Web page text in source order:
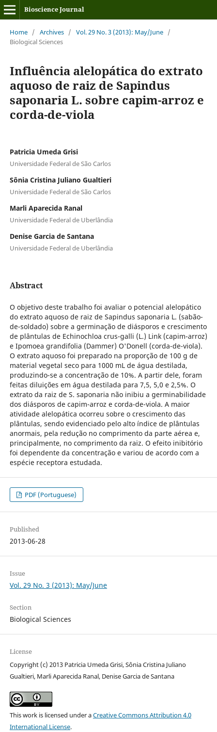
Bioscience Journal
Home / Archives / Vol. 29 No. 3 (2013): May/June /
Biological Sciences
Influência alelopática do extrato
aquoso de raiz de Sapindus
saponaria L. sobre capim-arroz e
corda-de-viola
Patricia Umeda Grisi
Universidade Federal de São Carlos
Sônia Cristina Juliano Gualtieri
Universidade Federal de São Carlos
Marli Aparecida Ranal
Universidade Federal de Uberlândia
Denise Garcia de Santana
Universidade Federal de Uberlândia
Abstract
O objetivo deste trabalho foi avaliar o potencial alelopático
do extrato aquoso de raiz de Sapindus saponaria L. (sabão-
de-soldado) sobre a germinação de diásporos e crescimento
de plântulas de Echinochloa crus-galli (L.) Link (capim-arroz)
e Ipomoea grandifolia (Dammer) O'Donell (corda-de-viola).
O extrato aquoso foi preparado na proporção de 100 g de
material vegetal seco para 1000 mL de água destilada,
produzindo-se a concentração de 10%. A partir dele, foram
feitas diluições em água destilada para 7,5, 5,0 e 2,5%. O
extrato da raiz de S. saponaria não inibiu a germinabilidade
dos diásporos de capim-arroz e corda-de-viola. A maior
atividade alelopática ocorreu sobre o crescimento das
plântulas, sendo evidenciado pelo alto índice de plântulas
anormais, pela redução no comprimento da parte aérea e,
principalmente, no comprimento da raiz. O efeito inibitório
foi dependente da concentração e variou de acordo com a
espécie receptora estudada.
PDF (Portuguese)
Published
2013-06-28
Issue
Vol. 29 No. 3 (2013): May/June
Section
Biological Sciences
License
Copyright (c) 2013 Patricia Umeda Grisi, Sônia Cristina Juliano
Gualtieri, Marli Aparecida Ranal, Denise Garcia de Santana
This work is licensed under aCreative Commons Attribution 4.0
International License.